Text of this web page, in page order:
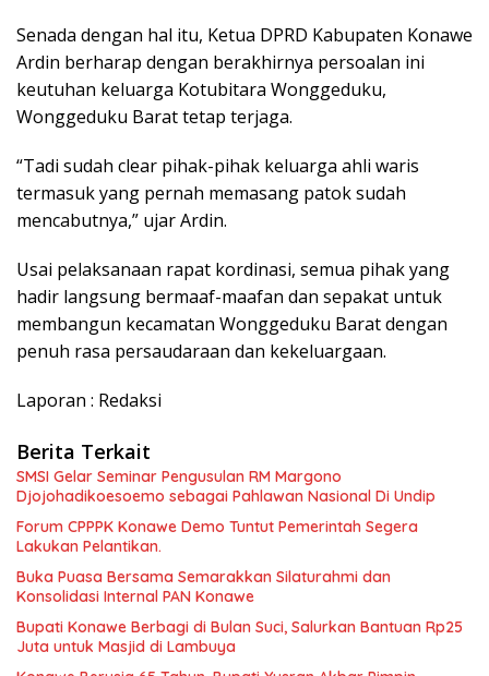
Senada dengan hal itu, Ketua DPRD Kabupaten Konawe
Ardin berharap dengan berakhirnya persoalan ini
keutuhan keluarga Kotubitara Wonggeduku,
Wonggeduku Barat tetap terjaga.
“Tadi sudah clear pihak-pihak keluarga ahli waris
termasuk yang pernah memasang patok sudah
mencabutnya,” ujar Ardin.
Usai pelaksanaan rapat kordinasi, semua pihak yang
hadir langsung bermaaf-maafan dan sepakat untuk
membangun kecamatan Wonggeduku Barat dengan
penuh rasa persaudaraan dan kekeluargaan.
Laporan : Redaksi
Berita Terkait
SMSI Gelar Seminar Pengusulan RM Margono
Djojohadikoesoemo sebagai Pahlawan Nasional Di Undip
Forum CPPPK Konawe Demo Tuntut Pemerintah Segera
Lakukan Pelantikan.
Buka Puasa Bersama Semarakkan Silaturahmi dan
Konsolidasi Internal PAN Konawe
Bupati Konawe Berbagi di Bulan Suci, Salurkan Bantuan Rp25
Juta untuk Masjid di Lambuya